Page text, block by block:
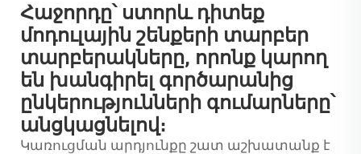
Հաջորդը՝ ստորև դիտեք
մոդուլային շենքերի տարբեր
տարբերակները, որոնք կարող
են խանգիրել գործարանից
ընկերությունների գումարները՝
անցկացնելով։
Կառուցման արդյունքը շատ աշխատանք է